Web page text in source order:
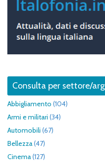
Consulta per settore/
Abbigliamento (104)
Armi e militari (34)
Automobili (67)
Bellezza(47)
Cinema(127)